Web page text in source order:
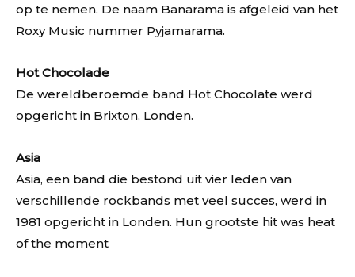
op te nemen. De naam Banarama is afgeleid van het
Roxy Music nummer Pyjamarama.
Hot Chocolade
De wereldberoemde band Hot Chocolate werd
opgericht in Brixton, Londen.
Asia
Asia, een band die bestond uit vier leden van
verschillende rockbands met veel succes, werd in
1981 opgericht in Londen. Hun grootste hit was heat
of the moment